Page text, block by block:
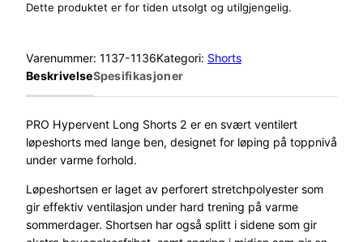
Dette produktet er for tiden utsolgt og utilgjengelig.
Varenummer: 1137-1136Kategori: Shorts
BeskrivelseSpesifikasjoner
PRO Hypervent Long Shorts 2 er en svært ventilert
løpeshorts med lange ben, designet for løping på toppnivå
under varme forhold.
Løpeshortsen er laget av perforert stretchpolyester som
gir effektiv ventilasjon under hard trening på varme
sommerdager. Shortsen har også splitt i sidene som gir